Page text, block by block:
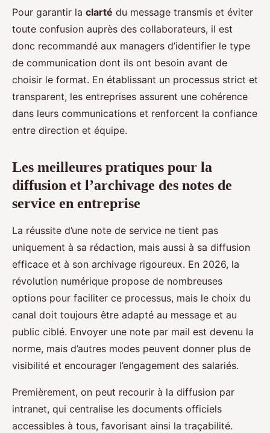
Pour garantir la clarté du message transmis et éviter
toute confusion auprès des collaborateurs, il est
donc recommandé aux managers d’identifier le type
de communication dont ils ont besoin avant de
choisir le format. En établissant un processus strict et
transparent, les entreprises assurent une cohérence
dans leurs communications et renforcent la confiance
entre direction et équipe.
Les meilleures pratiques pour la
diffusion et l’archivage des notes de
service en entreprise
La réussite d’une note de service ne tient pas
uniquement à sa rédaction, mais aussi à sa diffusion
efficace et à son archivage rigoureux. En 2026, la
révolution numérique propose de nombreuses
options pour faciliter ce processus, mais le choix du
canal doit toujours être adapté au message et au
public ciblé. Envoyer une note par mail est devenu la
norme, mais d’autres modes peuvent donner plus de
visibilité et encourager l’engagement des salariés.
Premièrement, on peut recourir à la diffusion par
intranet, qui centralise les documents officiels
accessibles à tous, favorisant ainsi la traçabilité.